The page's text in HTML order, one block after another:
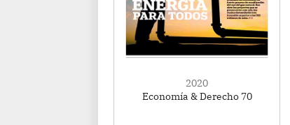
2020
Economía & Derecho 70